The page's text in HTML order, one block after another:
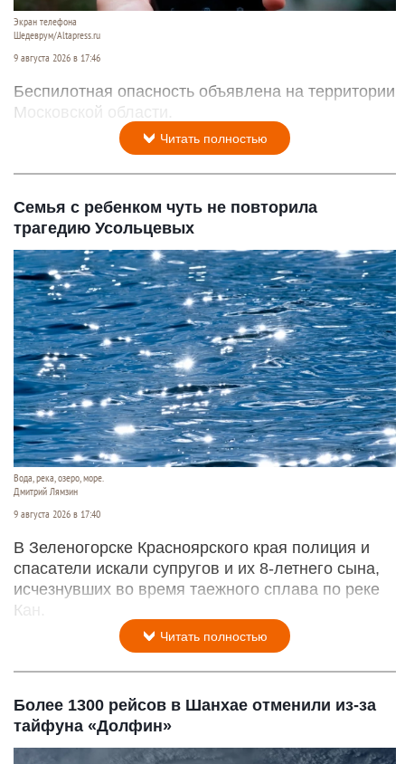
Экран телефона
Шедеврум/Altapress.ru
9 августа 2026 в 17:46
Беспилотная опасность объявлена на территории
Московской области.
Читать полностью
Семья с ребенком чуть не повторила
трагедию Усольцевых
Вода, река, озеро, море.
Дмитрий Лямзин
9 августа 2026 в 17:40
В Зеленогорске Красноярского края полиция и
спасатели искали супругов и их 8-летнего сына,
исчезнувших во время таежного сплава по реке
Кан.
Читать полностью
Более 1300 рейсов в Шанхае отменили из-за
тайфуна «Долфин»